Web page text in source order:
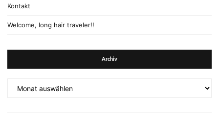
Kontakt
Welcome, long hair traveler!!
Archiv